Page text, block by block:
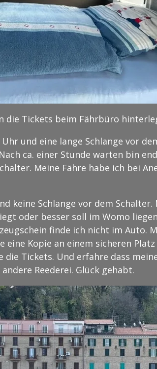
Tickets beim Fährbüro
und eine lange Schlange vor
ca. einer Stunde warten bin
Meine Fähre habe ich bei
keine Schlange vor dem
oder besser soll im Womo
finde ich nicht im Auto.
eine Kopie an einem sicheren
Tickets. Und erfahre dass
Reederei. Glück gehabt.